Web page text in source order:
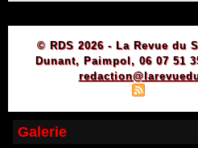
© RDS 2026 - La Revue du
Dunant, Paimpol, 06 07 51
Galerie